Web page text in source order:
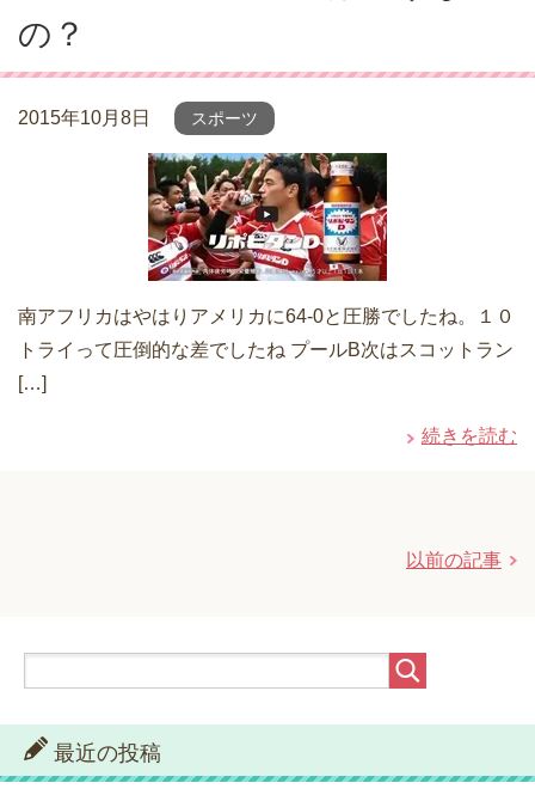
の？
2015年10月8日 スポーツ
南アフリカはやはりアメリカに64-0と圧勝でしたね。１０
トライって圧倒的な差でしたね プールB次はスコットラン
[…]
続きを読む
以前の記事
最近の投稿